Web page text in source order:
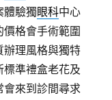
體驗獨眼科中心
格會手術範圍
辦理風格與獨特
準禮盒老花及
會來到診間尋求